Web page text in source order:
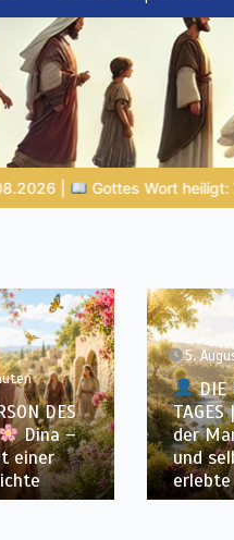
der
Menschen auf der
die den Charakter formt
DES
Laban –
überlistete
4.
DIE